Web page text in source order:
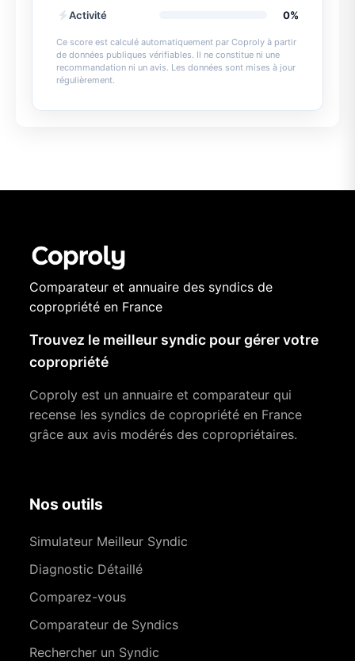
Activité
0%
Ce score est calculé automatiquement par Coproly à partir
de données publiques vérifiables. Il ne constitue ni une
recommandation ni un avis. Les données sont mises à jour
régulièrement.
Comparateur et annuaire des syndics de
copropriété en France
Trouvez le meilleur syndic pour gérer votre
copropriété
Coproly est un annuaire et comparateur qui
recense les syndics de copropriété en France
grâce aux avis modérés des copropriétaires.
Nos outils
Simulateur Meilleur Syndic
Diagnostic Détaillé
Comparez-vous
Comparateur de Syndics
Rechercher un Syndic